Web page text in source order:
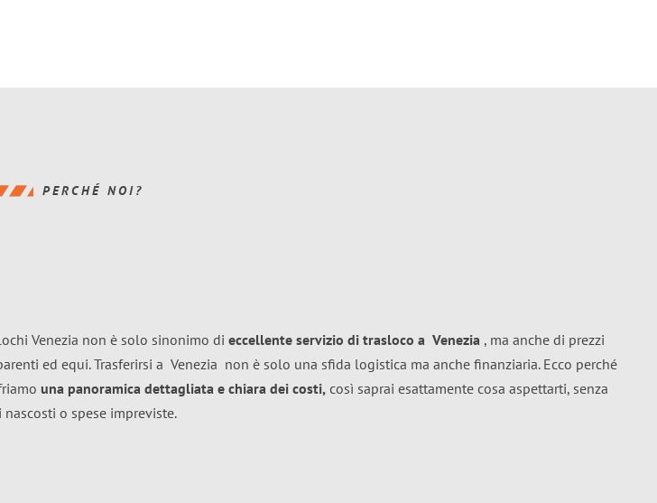
PERCHÉ NOI?
Venezia non è solo sinonimo di eccellente servizio di trasloco a Venezia , ma anche di prezzi
ed equi. Trasferirsi a Venezia non è solo una sfida logistica ma anche finanziaria. Ecco perché
una panoramica dettagliata e chiara dei costi, così saprai esattamente cosa aspettarti, senza
nascosti o spese impreviste.